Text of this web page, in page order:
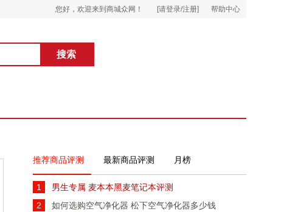
您好，欢迎来到商城众网！ [请登录/注册] 帮助中心
推荐商品评测 最新商品评测 月榜
1
男生专属 麦本本黑麦笔记本评测
2
如何选购空气净化器 松下空气净化器多少钱